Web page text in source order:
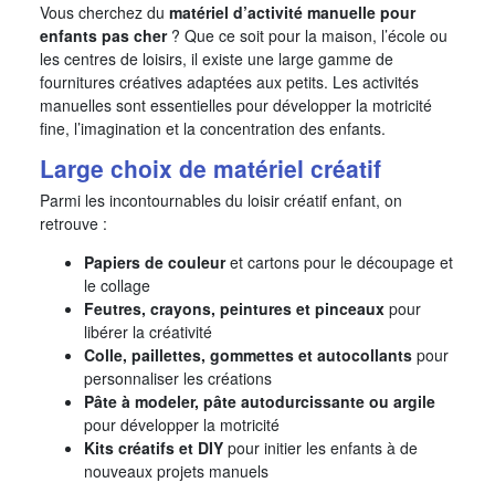
Vous cherchez du matériel d’activité manuelle pour
enfants pas cher? Que ce soit pour la maison, l’école ou
les centres de loisirs, il existe une large gamme de
fournitures créatives adaptées aux petits. Les activités
manuelles sont essentielles pour développer la motricité
fine, l’imagination et la concentration des enfants.
Large choix de matériel créatif
Parmi les incontournables du loisir créatif enfant, on
retrouve :
Papiers de couleuret cartons pour le découpage et
le collage
Feutres, crayons, peintures et pinceaux pour
libérer la créativité
Colle, paillettes, gommettes et autocollants pour
personnaliser les créations
Pâte à modeler, pâte autodurcissante ou argile
pour développer la motricité
Kits créatifs et DIY pour initier les enfants à de
nouveaux projets manuels